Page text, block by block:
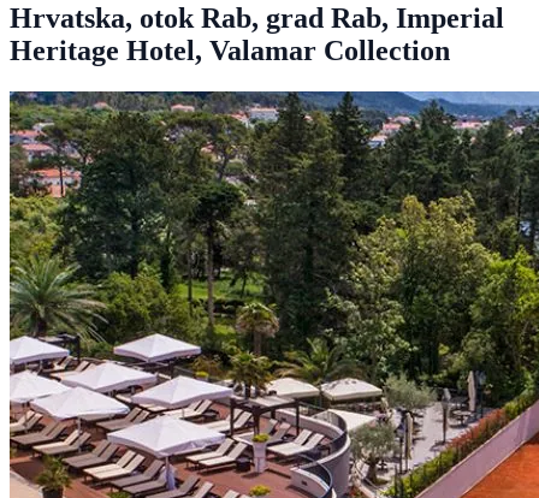
Hrvatska, otok Rab, grad Rab, Imperial
Heritage Hotel, Valamar Collection